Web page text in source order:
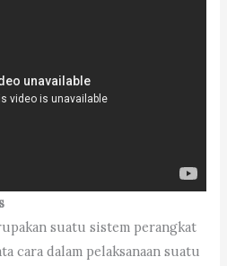
suatu sistem perangkat
cara dalam pelaksanaan suatu